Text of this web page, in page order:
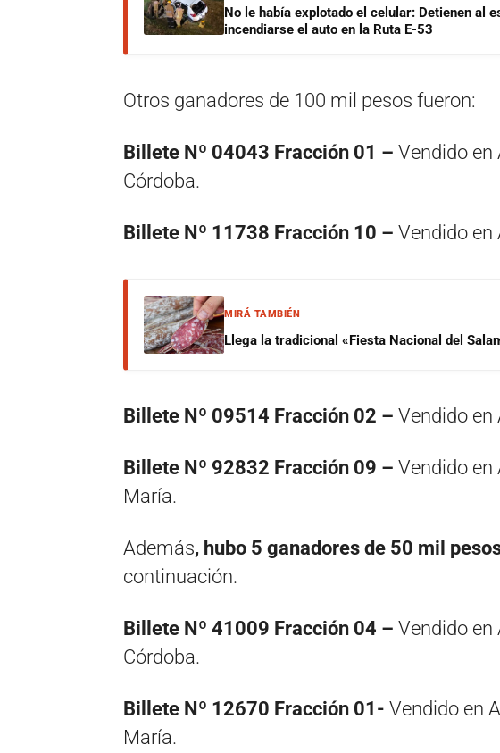
No le había explotado el celular: Detienen al
incendiarse el auto en la Ruta E-53
Otros ganadores de 100 mil pesos fueron:
Billete Nº 04043 Fracción 01 – Vendido en
Córdoba.
Billete Nº 11738 Fracción 10 – Vendido en
MIRÁ TAMBIÉN
Llega la tradicional «Fiesta Nacional del
Billete Nº 09514 Fracción 02 – Vendido en
Billete Nº 92832 Fracción 09 – Vendido en
María.
Además, hubo 5 ganadores de 50 mil
continuación.
Billete Nº 41009 Fracción 04 – Vendido en
Córdoba.
Billete Nº 12670 Fracción 01- Vendido en
María.